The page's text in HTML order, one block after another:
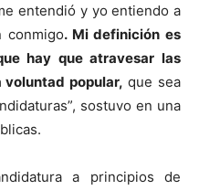
entendió y yo entiendo a
conmigo. Mi definición es
hay que atravesar las
voluntad popular, que sea
sostuvo en una
a principios de